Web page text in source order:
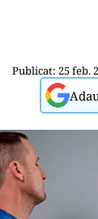
Publicat: 25 feb.